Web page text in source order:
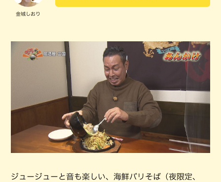
金城しおり
ジュージューと音も楽しい、海鮮バリそば（夜限定、